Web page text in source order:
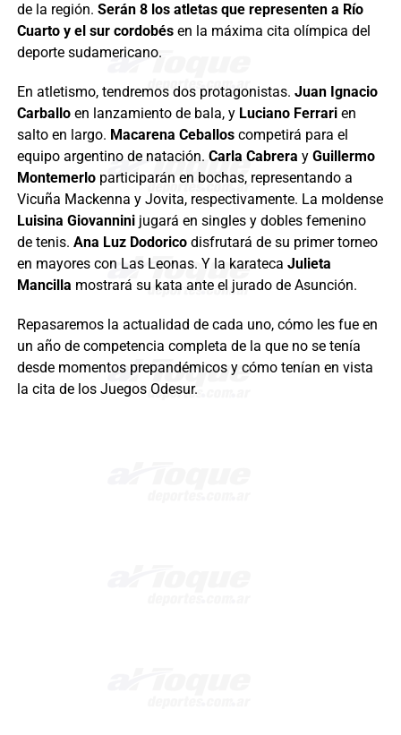
de la región. Serán 8 los atletas que representen a Río
Cuarto y el sur cordobésen la máxima cita olímpica del
deporte sudamericano.
En atletismo, tendremos dos protagonistas. Juan Ignacio
Carballoen lanzamiento de bala, y Luciano Ferrari en
salto en largo. Macarena Ceballos competirá para el
equipo argentino de natación. Carla Cabrera y Guillermo
Montemerlo participarán en bochas, representando a
Vicuña Mackenna y Jovita, respectivamente. La moldense
Luisina Giovannini jugará en singles y dobles femenino
de tenis. Ana Luz Dodorico disfrutará de su primer torneo
en mayores con Las Leonas. Y la karateca Julieta
Mancilla mostrará su kata ante el jurado de Asunción.
Repasaremos la actualidad de cada uno, cómo les fue en
un año de competencia completa de la que no se tenía
desde momentos prepandémicos y cómo tenían en vista
la cita de los Juegos Odesur.